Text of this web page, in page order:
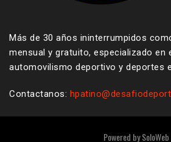
Más de 30 años ininterrumpidos
mensual y gratuito, especializado en
automovilismo deportivo y deportes
Contactanos:
Powered bySoloWeb